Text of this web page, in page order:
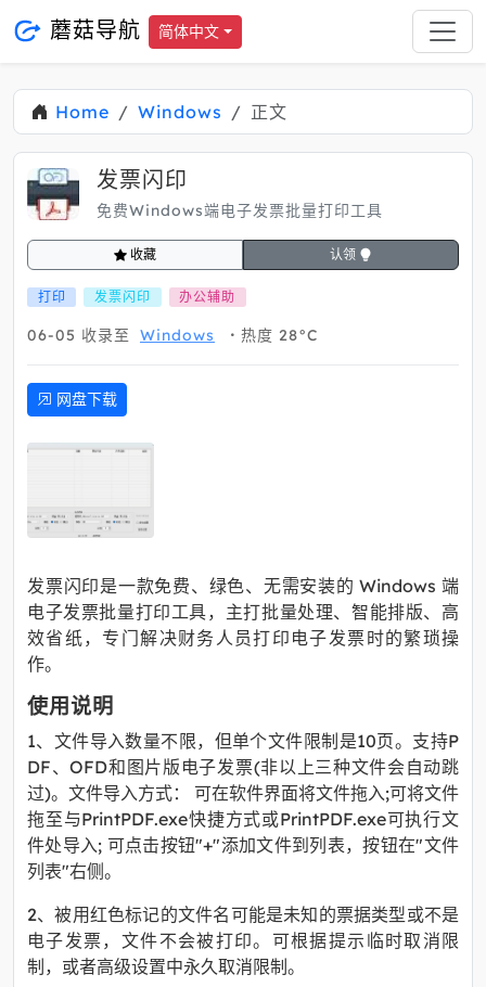
蘑菇导航 简体中文
Home Windows 正文
发票闪印
免费Windows端电子发票批量打印工具
收藏 认领
打印 发票闪印 办公辅助
06-05 收录至 Windows 热度 28°C
网盘下载
发票闪印是一款免费、绿色、无需安装的 Windows 端
电子发票批量打印工具，主打批量处理、智能排版、高
效省纸，专门解决财务人员打印电子发票时的繁琐操
作。
使用说明
1、文件导入数量不限，但单个文件限制是10页。支持P
DF、OFD和图片版电子发票(非以上三种文件会自动跳
过)。文件导入方式： 可在软件界面将文件拖入;可将文件
拖至与PrintPDF.exe快捷方式或PrintPDF.exe可执行文
件处导入; 可点击按钮"+"添加文件到列表，按钮在"文件
列表"右侧。
2、被用红色标记的文件名可能是未知的票据类型或不是
电子发票，文件不会被打印。可根据提示临时取消限
制，或者高级设置中永久取消限制。